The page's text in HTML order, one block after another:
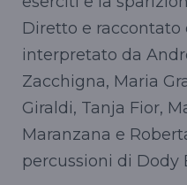
Diretto e raccontato
interpretato da
Zacchigna, Maria
Giraldi, Tanja Fior,
Maranzana e
percussioni di Dody